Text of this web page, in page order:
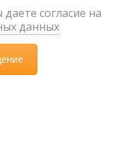
согласие на
данных